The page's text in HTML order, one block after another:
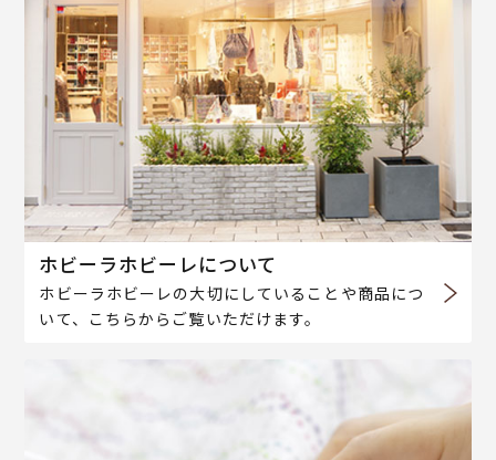
ホビーラホビーレについて
ホビーラホビーレの大切にしていることや商品につ
いて、こちらからご覧いただけます。